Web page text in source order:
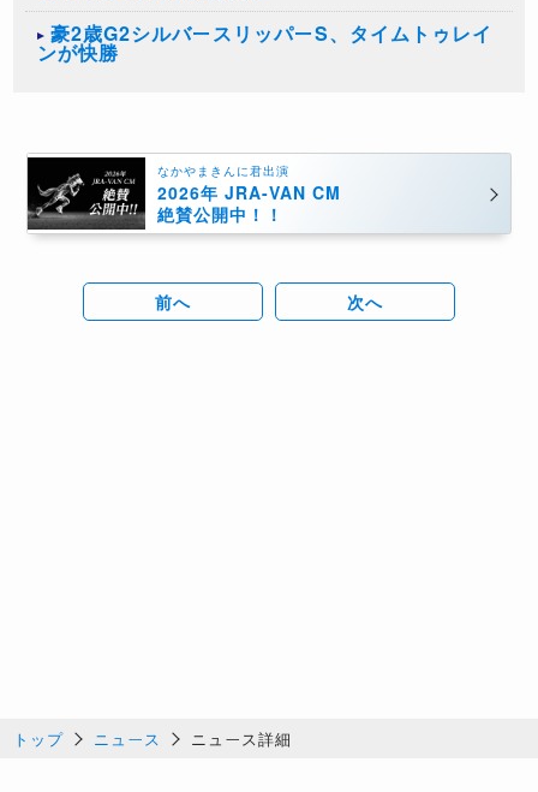
豪2歳G2シルバースリッパーS、タイムトゥレイ
ンが快勝
なかやまきんに君出演
2026年 JRA-VAN CM
絶賛公開中！！
前へ 次へ
トップ ニュース ニュース詳細